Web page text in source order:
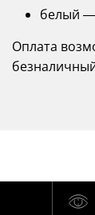
белый —
Оплата